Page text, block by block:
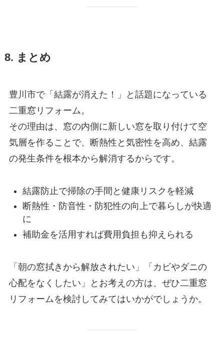
8. まとめ
豊川市で「結露が消えた！」と話題になっている
二重窓リフォーム。
その理由は、窓の内側に新しい窓を取り付けて空
気層を作ることで、断熱性と気密性を高め、結露
の発生条件を根本から解消するからです。
結露防止で掃除の手間と健康リスクを軽減
断熱性・防音性・防犯性の向上で暮らしが快適
に
補助金を活用すれば費用負担も抑えられる
「朝の窓拭きから解放されたい」「カビやダニの
心配をなくしたい」とお考えの方は、ぜひ二重窓
リフォームを検討してみてはいかがでしょうか。